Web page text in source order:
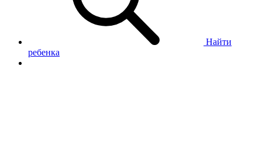
Найти
ребенка